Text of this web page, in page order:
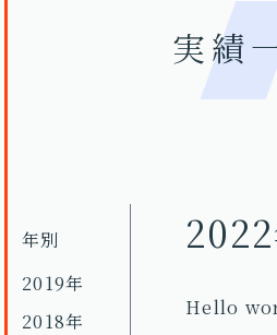
実績
年別
2019年
2018年
Hello